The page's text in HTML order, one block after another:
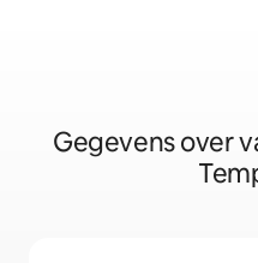
Gegevens over